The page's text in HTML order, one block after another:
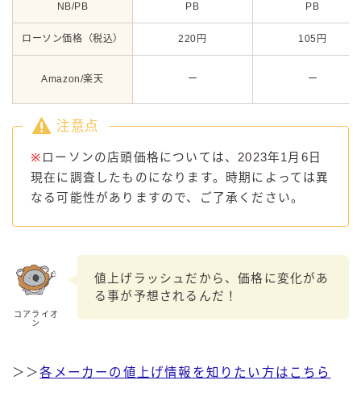
NB/PB PB PB
ローソン価格（税込） 220円 105円
Amazon/楽天 ー ー
注意点
※ ローソンの店頭価格については、2023年1月6日
現在に調査したものになります。時期によっては異
なる可能性がありますので、ご了承ください。
コアライオ
ン
値上げラッシュだから、価格に変化があ
る事が予想されるんだ！
＞＞各メーカーの値上げ情報を知りたい方はこちら